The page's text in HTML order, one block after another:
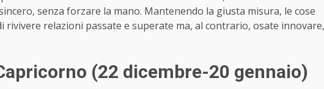
senza forzare la mano. Mantenendo la giusta misura, le cose
rivivere relazioni passate e superate ma, al contrario, osate innovare,
(22 dicembre-20 gennaio)